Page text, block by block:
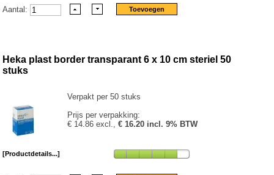
Aantal:
Heka plast border transparant 6 x 10 cm steriel 50
stuks
Verpakt per 50 stuks
Prijs per verpakking:
€ 14.86 excl.,€ 16.20 incl. 9% BTW
[Productdetails...]